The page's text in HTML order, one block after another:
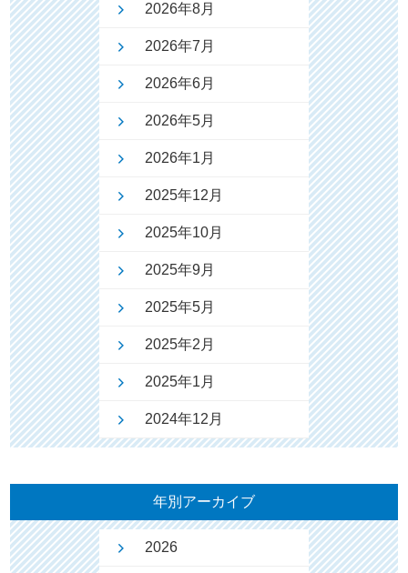
2026年8月
2026年7月
2026年6月
2026年5月
2026年1月
2025年12月
2025年10月
2025年9月
2025年5月
2025年2月
2025年1月
2024年12月
年別アーカイブ
2026